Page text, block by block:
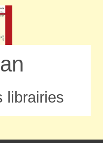
librairies